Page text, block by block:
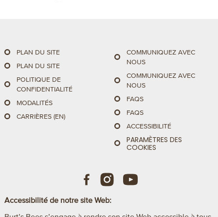
PLAN DU SITE
PLAN DU SITE
POLITIQUE DE
CONFIDENTIALITÉ
MODALITÉS
CARRIÈRES (EN)
COMMUNIQUEZ AVEC
NOUS
COMMUNIQUEZ AVEC
NOUS
FAQS
FAQS
ACCESSIBILITÉ
PARAMÈTRES DES
COOKIES
Accessibilité de notre site Web: